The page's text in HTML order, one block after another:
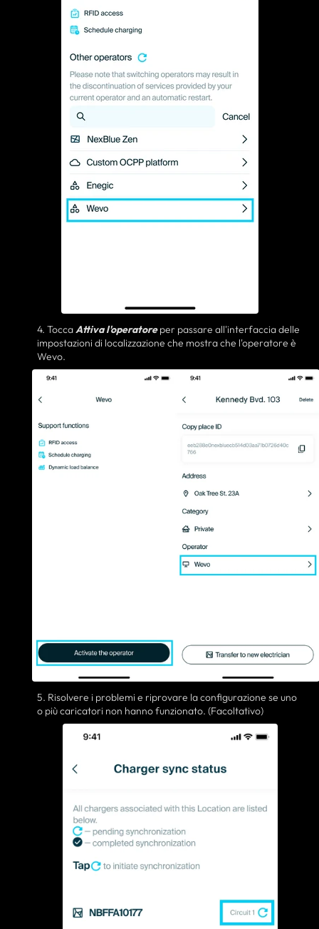
4. ToccaAttiva l'operatore per passare all'interfaccia delle
impostazioni di localizzazione che mostra che l'operatore è
Wevo.
5. Risolvere i problemi e riprovare la configurazione se uno
o più caricatori non hanno funzionato. (Facoltativo)